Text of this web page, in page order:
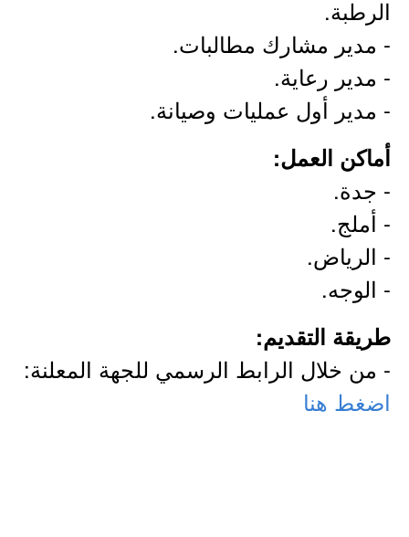
الرطبة.
- مدير مشارك مطالبات.
- مدير رعاية.
- مدير أول عمليات وصيانة.
أماكن العمل:
- جدة.
- أملج.
- الرياض.
- الوجه.
طريقة التقديم:
- من خلال الرابط الرسمي للجهة المعلنة:
اضغط هنا